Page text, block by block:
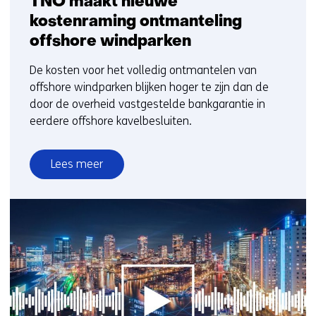
kostenraming ontmanteling
offshore windparken
De kosten voor het volledig ontmantelen van
offshore windparken blijken hoger te zijn dan de
door de overheid vastgestelde bankgarantie in
eerdere offshore kavelbesluiten.
Lees meer
over
TNO
nieuwe
kostenraming
ontmanteling
offshore
windparken